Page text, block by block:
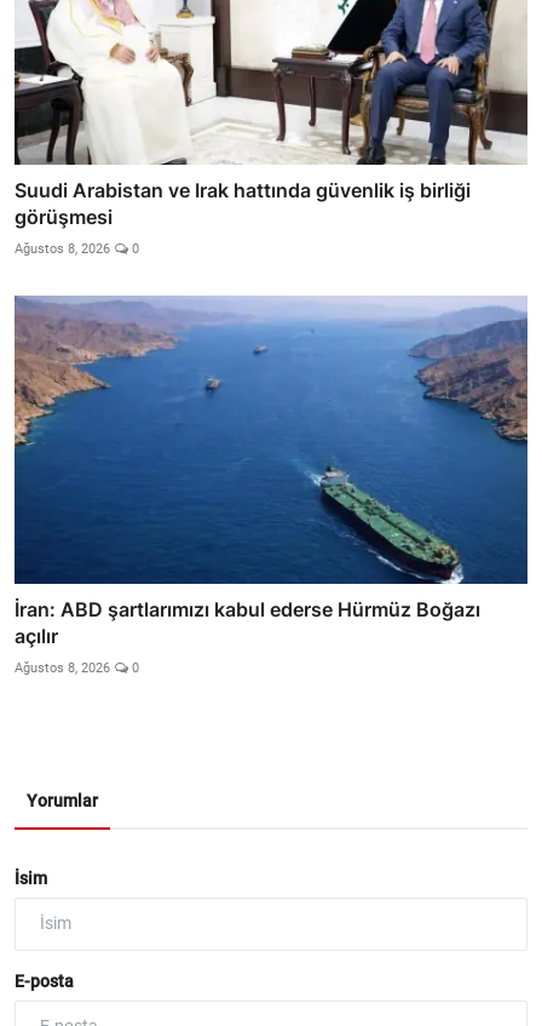
Suudi Arabistan ve Irak hattında güvenlik iş birliği
görüşmesi
Ağustos 8, 2026 0
İran: ABD şartlarımızı kabul ederse Hürmüz Boğazı
açılır
Ağustos 8, 2026 0
Yorumlar
İsim
E-posta